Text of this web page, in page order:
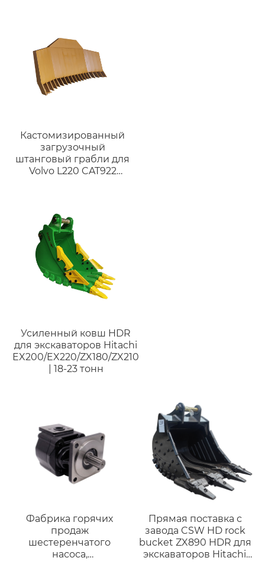
строительства, снос
Кастомизированный
загрузочный
штанговый грабли для
Volvo L220 CAT922
L110/L120/L160/L200
Усиленный ковш HDR
для экскаваторов Hitachi
EX200/EX220/ZX180/ZX210
| 18-23 тонн
Фабрика горячих
продаж
шестеренчатого
насоса,
Прямая поставка с
завода CSW HD rock
bucket ZX890 HDR для
экскаваторов Hitachi,